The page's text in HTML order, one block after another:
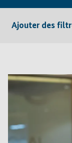
Ajouter des